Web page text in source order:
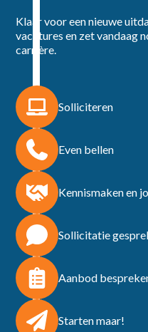
Klaar voor een nieuwe
vacatures en zet vandaag
carrière.
Solliciteren
Even bellen
Kennismaken en
Sollicitatie
Aanbod
Starten maar!